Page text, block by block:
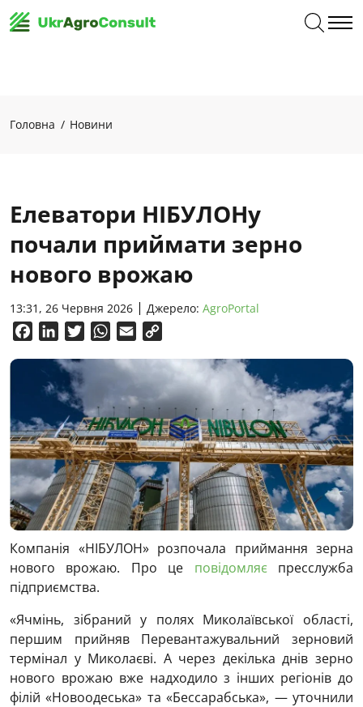
Головна Новини
Елеватори НІБУЛОНу
почали приймати зерно
нового врожаю
13:31, 26 Червня 2026 Джерело: AgroPortal
FacebookLinkedInTwitterWhatsApp
Email
Компанія «НІБУЛОН» розпочала приймання зерна
нового врожаю. Про це повідомляєпресслужба
підприємства.
«Ячмінь, зібраний у полях Миколаївської області,
першим прийняв Перевантажувальний зерновий
термінал у Миколаєві. А через декілька днів зерно
нового врожаю вже надходило з інших регіонів до
філій «Новоодеська» та «Бессарабська», — уточнили